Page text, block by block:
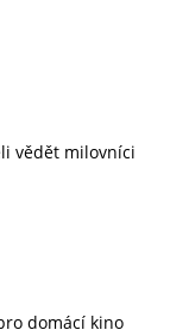
vědět milovníci
domácí kino